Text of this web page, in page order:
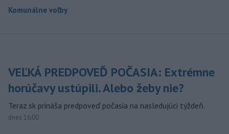
Komunálne voľby
VEĽKÁ PREDPOVEĎ POČASIA: Extrémne
horúčavy ustúpili. Alebo žeby nie?
Teraz.sk prináša predpoveď počasia na nasledujúci týždeň.
dnes 16:00